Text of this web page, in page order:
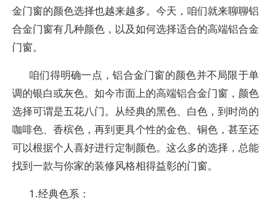
金门窗的颜色选择也越来越多。今天，咱们就来聊聊铝
合金门窗有几种颜色，以及如何选择适合的高端铝合金
门窗。
咱们得明确一点，铝合金门窗的颜色并不局限于单
调的银白或灰色。如今市面上的高端铝合金门窗，颜色
选择可谓是五花八门。从经典的黑色、白色，到时尚的
咖啡色、香槟色，再到更具个性的金色、铜色，甚至还
可以根据个人喜好进行定制颜色。这么多的选择，总能
找到一款与你家的装修风格相得益彰的门窗。
1.经典色系：